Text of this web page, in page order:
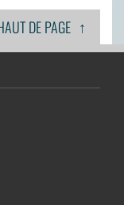
DE PAGE ↑